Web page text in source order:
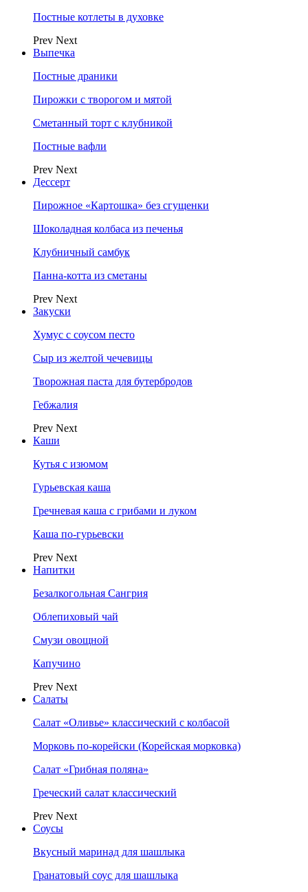
Постные котлеты в духовке
Prev Next
Выпечка
Постные драники
Пирожки с творогом и мятой
Сметанный торт с клубникой
Постные вафли
Prev Next
Дессерт
Пирожное «Картошка» без сгущенки
Шоколадная колбаса из печенья
Клубничный самбук
Панна-котта из сметаны
Prev Next
Закуски
Хумус с соусом песто
Сыр из желтой чечевицы
Творожная паста для бутербродов
Гебжалия
Prev Next
Каши
Кутья с изюмом
Гурьевская каша
Гречневая каша с грибами и луком
Каша по-гурьевски
Prev Next
Напитки
Безалкогольная Сангрия
Облепиховый чай
Смузи овощной
Капучино
Prev Next
Салаты
Салат «Оливье» классический с колбасой
Морковь по-корейски (Корейская морковка)
Салат «Грибная поляна»
Греческий салат классический
Prev Next
Соусы
Вкусный маринад для шашлыка
Гранатовый соус для шашлыка